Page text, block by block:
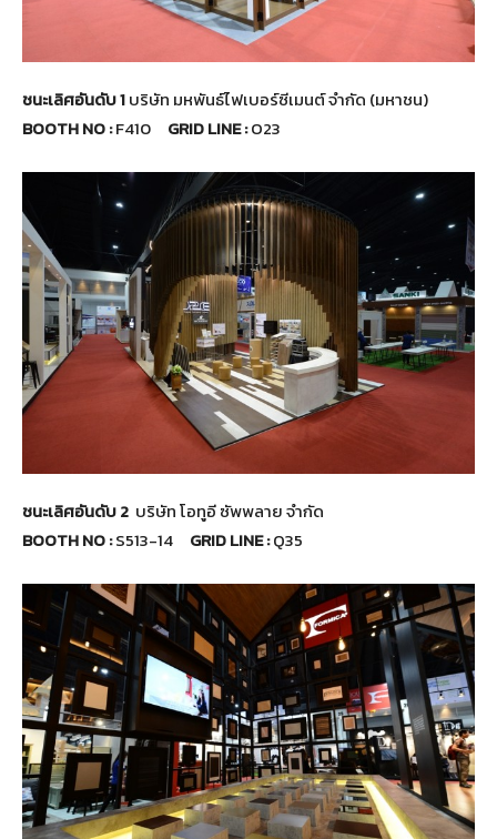
ชนะเลิศอันดับ 1บริษัท มหพันธ์ไฟเบอร์ซีเมนต์ จำกัด (มหาชน)
BOOTH NO :F410 GRID LINE :O23
ชนะเลิศอันดับ 2 บริษัท โอทูอี ซัพพลาย จำกัด
BOOTH NO :S513-14 GRID LINE :Q35